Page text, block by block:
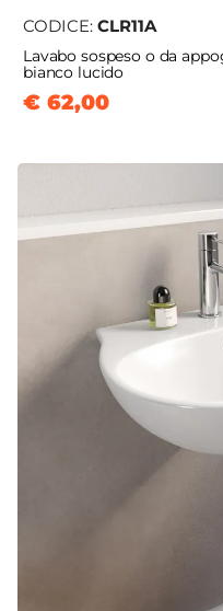
CODICE: CLR11A
Lavabo sospeso o da
bianco lucido
€ 62,00